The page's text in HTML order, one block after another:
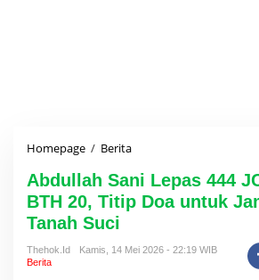
Homepage / Berita
d
u
l
a
Abdullah Sani Lepas 444
BTH 20, Titip Doa untuk
Tanah Suci
Thehok.id
Kamis, 14 Mei 2026 - 22:19 WIB
Berita